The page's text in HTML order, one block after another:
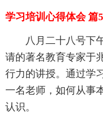
学习培训心得体会 篇5
八月二十八号下
请的著名教育专家于
行力的讲授。通过学
一名老师，如何从事
认识。